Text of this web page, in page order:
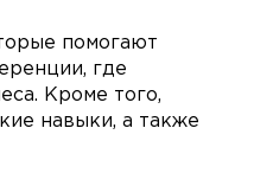
помогают
где
Кроме того,
навыки, а также